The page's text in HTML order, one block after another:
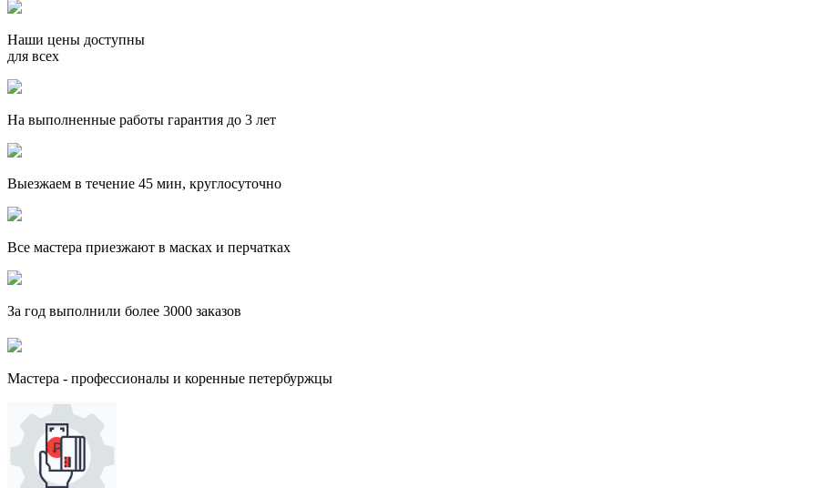
Наши цены доступны
для всех
На выполненные работы гарантия до 3 лет
Выезжаем в течение 45 мин, круглосуточно
Все мастера приезжают в масках и перчатках
За год выполнили более 3000 заказов
Мастера - профессионалы и коренные петербуржцы